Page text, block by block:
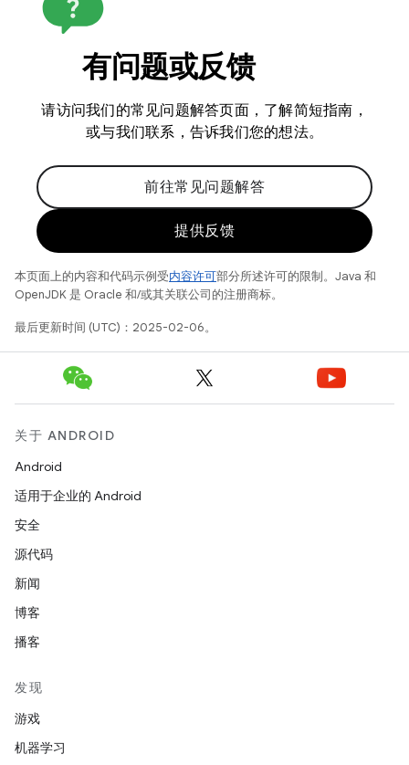
有问题或反馈
请访问我们的常见问题解答页面，了解简短指南，
或与我们联系，告诉我们您的想法。
前往常见问题解答
提供反馈
本页面上的内容和代码示例受内容许可部分所述许可的限制。Java 和
OpenJDK 是 Oracle 和/或其关联公司的注册商标。
最后更新时间 (UTC)：2025-02-06。
关于 ANDROID
Android
适用于企业的 Android
安全
源代码
新闻
博客
播客
发现
游戏
机器学习